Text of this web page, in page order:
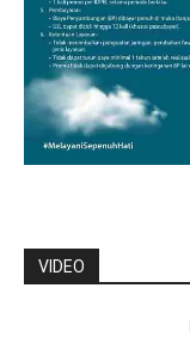
VIDEO